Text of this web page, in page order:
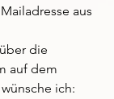
aus
die
auf dem
ich: